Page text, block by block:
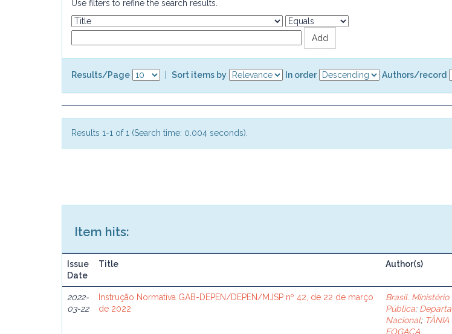
Use filters to refine the search results.
Results/Page Sort items by In order Authors/record
Results 1-1 of 1 (Search time: 0.004 seconds).
Item hits:
Issue
Date
Title Author(s)
2022-
03-22
Instrução Normativa GAB-DEPEN/DEPEN/MJSP nº 42, de 22 de março
de 2022
Brasil.
Pública;
Nacional; TÂNIA
FOGAÇA